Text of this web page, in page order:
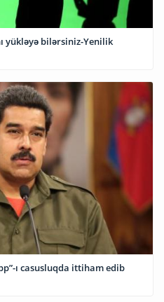
yükləyə bilərsiniz-Yenilik
ı casusluqda ittiham edib